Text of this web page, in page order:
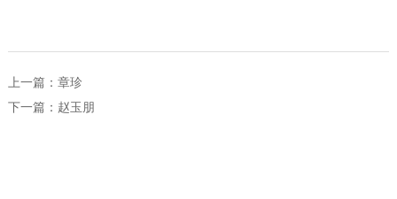
上一篇： 章珍
下一篇： 赵玉朋